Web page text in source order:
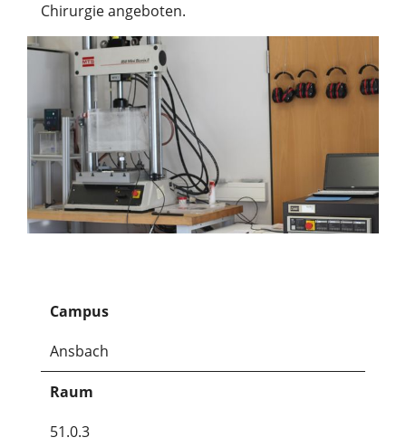
Chirurgie angeboten.
Campus
Ansbach
Raum
51.0.3